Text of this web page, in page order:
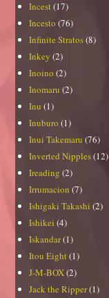
Incest (17)
Incesto (76)
Infinite Stratos(8)
Inkey (2)
Inoino (2)
Inomaru (2)
Inu (1)
Inuburo (1)
Inui Takemaru (76)
Inverted Nipples(12)
Ireading (2)
Irrumacion (7)
Ishigaki Takashi (2)
Ishikei (4)
Iskandar(1)
Itou Eight (1)
J-M-BOX(2)
Jack the Ripper(1)